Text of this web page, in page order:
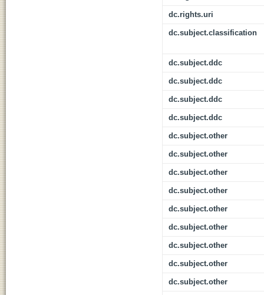
dc.rights.uri
dc.subject.classification
dc.subject.ddc
dc.subject.ddc
dc.subject.ddc
dc.subject.ddc
dc.subject.other
dc.subject.other
dc.subject.other
dc.subject.other
dc.subject.other
dc.subject.other
dc.subject.other
dc.subject.other
dc.subject.other